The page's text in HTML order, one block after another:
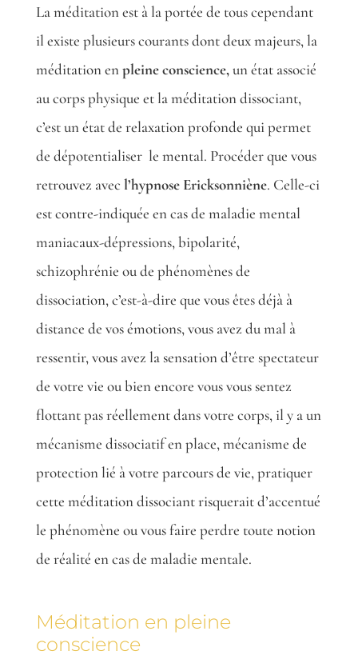
La méditation est à la portée de tous cependant
il existe plusieurs courants dont deux majeurs, la
méditation en pleine conscience, un état associé
au corps physique et la méditation dissociant,
c’est un état de relaxation profonde qui permet
de dépotentialiser le mental. Procéder que vous
retrouvez avec l’hypnose Ericksonniène. Celle-ci
est contre-indiquée en cas de maladie mental
maniacaux-dépressions, bipolarité,
schizophrénie ou de phénomènes de
dissociation, c’est-à-dire que vous êtes déjà à
distance de vos émotions, vous avez du mal à
ressentir, vous avez la sensation d’être spectateur
de votre vie ou bien encore vous vous sentez
flottant pas réellement dans votre corps, il y a un
mécanisme dissociatif en place, mécanisme de
protection lié à votre parcours de vie, pratiquer
cette méditation dissociant risquerait d’accentué
le phénomène ou vous faire perdre toute notion
de réalité en cas de maladie mentale.
Méditation en pleine
conscience